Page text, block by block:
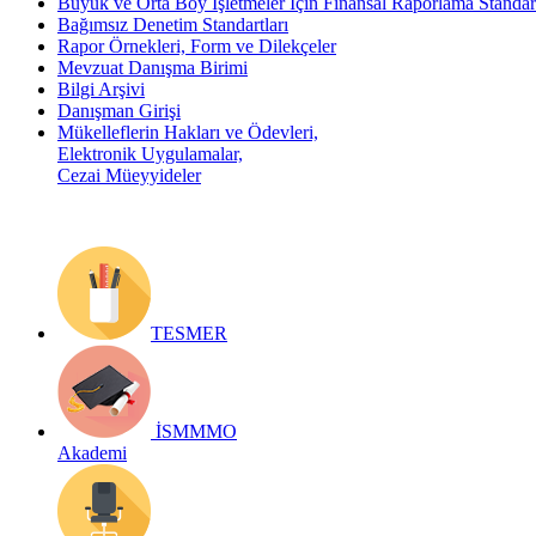
Bağımsız Denetim Standartları
Rapor Örnekleri, Form ve Dilekçeler
Mevzuat Danışma Birimi
Bilgi Arşivi
Danışman Girişi
Mükelleflerin Hakları ve Ödevleri,
Elektronik Uygulamalar,
Cezai Müeyyideler
TESMER
İSMMMO
Akademi